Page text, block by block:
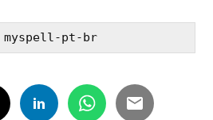
pt-br